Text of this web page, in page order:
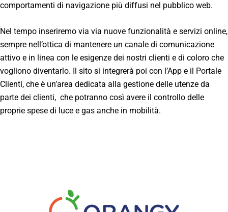
comportamenti di navigazione più diffusi nel pubblico web.
Nel tempo inseriremo via via nuove funzionalità e servizi online,
sempre nell’ottica di mantenere un canale di comunicazione
attivo e in linea con le esigenze dei nostri clienti e di coloro che
vogliono diventarlo. Il sito si integrerà poi con l’App e il Portale
Clienti, che è un’area dedicata alla gestione delle utenze da
parte dei clienti, che potranno così avere il controllo delle
proprie spese di luce e gas anche in mobilità.